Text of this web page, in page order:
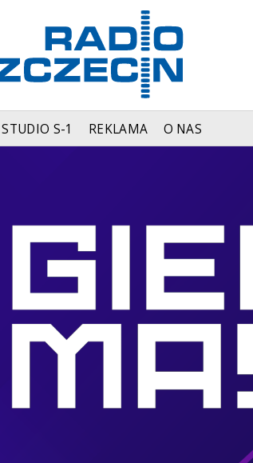
STUDIO S-1 REKLAMA O NAS